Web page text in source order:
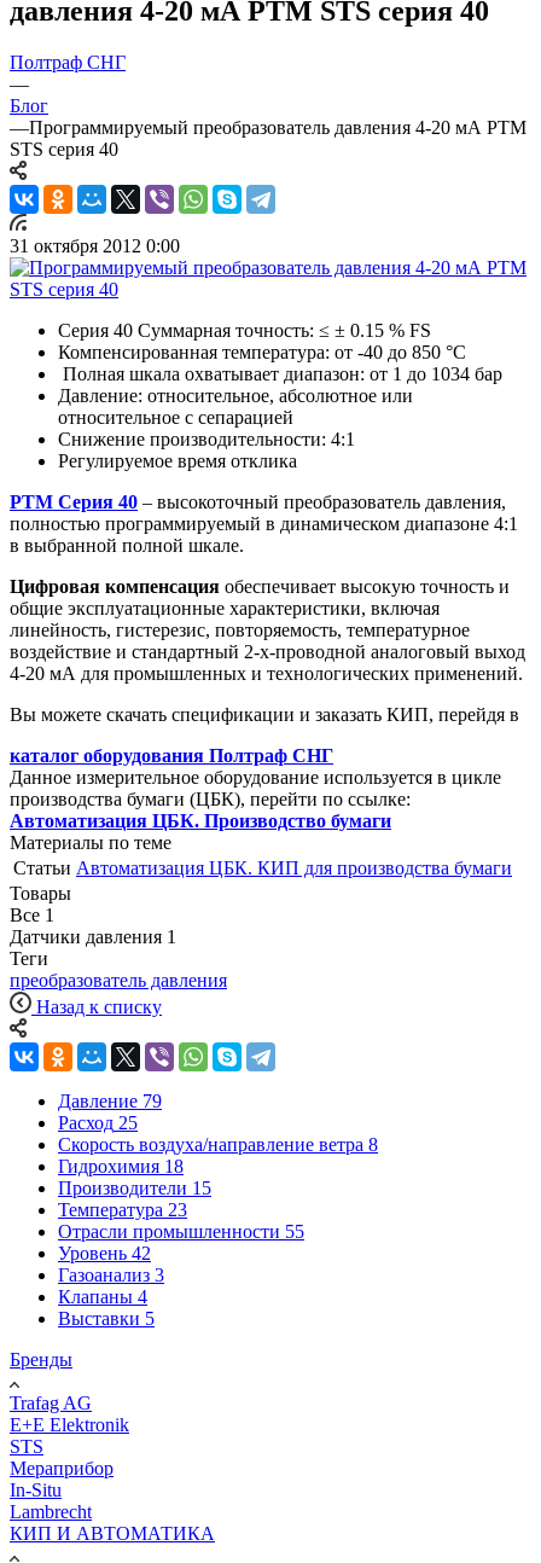
давления 4-20 мА РТМ STS серия 40
Полтраф СНГ
—
Блог
—Программируемый преобразователь давления 4-20 мА РТМ
STS серия 40
31 октября 2012 0:00
Серия 40 Суммарная точность: ≤ ± 0.15 % FS
Компенсированная температура: от -40 до 850 °С
Полная шкала охватывает диапазон: от 1 до 1034 бар
Давление: относительное, абсолютное или
относительное с сепарацией
Снижение производительности: 4:1
Регулируемое время отклика
РТМ Серия 40 – высокоточный преобразователь давления,
полностью программируемый в динамическом диапазоне 4:1
в выбранной полной шкале.
Цифровая компенсация обеспечивает высокую точность и
общие эксплуатационные характеристики, включая
линейность, гистерезис, повторяемость, температурное
воздействие и стандартный 2-х-проводной аналоговый выход
4-20 мА для промышленных и технологических применений.
Вы можете скачать спецификации и заказать КИП, перейдя в
каталог оборудования Полтраф СНГ
Данное измерительное оборудование используется в цикле
производства бумаги (ЦБК), перейти по ссылке:
Автоматизация ЦБК. Производство бумаги
Материалы по теме
Статьи Автоматизация ЦБК. КИП для производства бумаги
Товары
Все 1
Датчики давления 1
Теги
преобразователь давления
Назад к списку
Давление 79
Расход 25
Скорость воздуха/направление ветра 8
Гидрохимия 18
Производители 15
Температура 23
Отрасли промышленности 55
Уровень 42
Газоанализ 3
Клапаны 4
Выставки 5
Бренды
Trafag AG
E+E Elektronik
STS
Мераприбор
In-Situ
Lambrecht
КИП И АВТОМАТИКА